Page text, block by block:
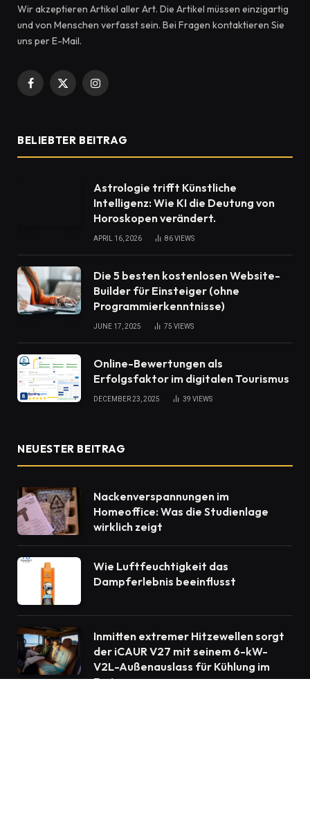
Wir akzeptieren Artikel aller Art. Die Artikel müssen einzigartig
und von Menschen verfasst sein. Bei Fragen kontaktieren Sie
uns per E-Mail.
Facebook
X
Instagram
BELIEBTER BEITRAG
Astrologie trifft Künstliche
Intelligenz: Wie KI die Deutung von
Horoskopen verändert.
APRIL 16, 2026 86VIEWS
Die 5 besten kostenlosen Website-
Builder für Einsteiger (ohne
Programmierkenntnisse)
JUNE 17, 2025 75 VIEWS
Online-Bewertungen als
Erfolgsfaktor im digitalen Tourismus
DECEMBER 23, 2025 39 VIEWS
NEUESTER BEITRAG
Nackenverspannungen im
Homeoffice: Was die Studienlage
wirklich zeigt
Wie Luftfeuchtigkeit das
Dampferlebnis beeinflusst
Inmitten extremer Hitzewellen sorgt
der iCAUR V27 mit seinem 6-kW-
V2L-Außenauslass für Kühlung im
Freien.